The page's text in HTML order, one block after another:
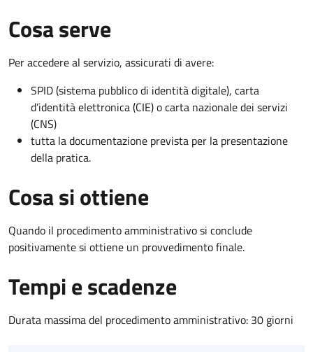
Cosa serve
Per accedere al servizio, assicurati di avere:
SPID (sistema pubblico di identità digitale), carta
d’identità elettronica (CIE) o carta nazionale dei servizi
(CNS)
tutta la documentazione prevista per la presentazione
della pratica.
Cosa si ottiene
Quando il procedimento amministrativo si conclude
positivamente si ottiene un provvedimento finale.
Tempi e scadenze
Durata massima del procedimento amministrativo: 30 giorni